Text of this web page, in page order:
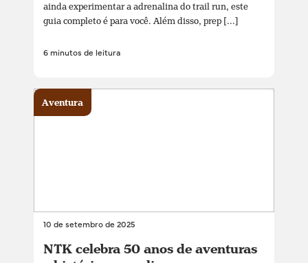
ainda experimentar a adrenalina do trail run, este
guia completo é para você. Além disso, prep [...]
6 minutos de leitura
10 de setembro de 2025
NTK celebra 50 anos de aventuras
Aventura